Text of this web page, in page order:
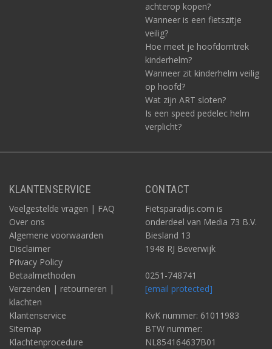
achterop kopen?
Wanneer is een fietszitje
veilig?
Hoe meet je hoofdomtrek
kinderhelm?
Wanneer zit kinderhelm veilig
op hoofd?
Wat zijn ART sloten?
Is een speed pedelec helm
verplicht?
KLANTENSERVICE
Veelgestelde vragen | FAQ
Over ons
Algemene voorwaarden
Disclaimer
Privacy Policy
Betaalmethoden
Verzenden | retourneren |
klachten
Klantenservice
Sitemap
Klachtenprocedure
CONTACT
Fietsparadijs.com is
onderdeel van Media 73 B.V.
Biesland 13
1948 RJ Beverwijk
0251-748741
[email protected]
KvK nummer: 61011983
BTW nummer:
NL854164637B01